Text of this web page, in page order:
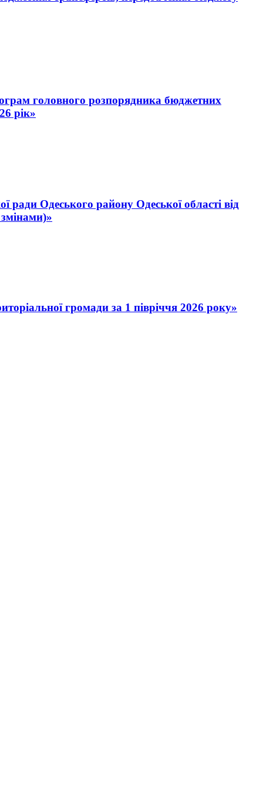
головного розпорядника бюджетних
рік»
Одеського району Одеської області від
громади за 1 півріччя 2026 року»